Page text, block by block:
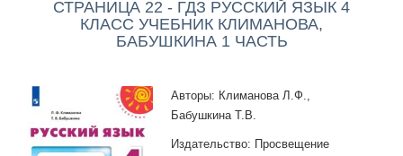
СТРАНИЦА 22 - ГДЗ РУССКИЙ ЯЗЫК 4
КЛАСС УЧЕБНИК КЛИМАНОВА,
БАБУШКИНА 1 ЧАСТЬ
Авторы: Климанова Л.Ф.,
Бабушкина Т.В.
Издательство: Просвещение